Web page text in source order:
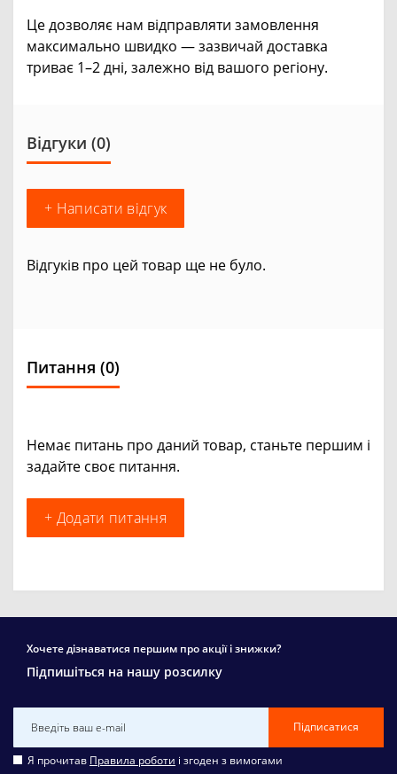
Це дозволяє нам відправляти замовлення
максимально швидко — зазвичай доставка
триває 1–2 дні, залежно від вашого регіону.
Відгуки (0)
+ Написати відгук
Відгуків про цей товар ще не було.
Питання (0)
Немає питань про даний товар, станьте першим і
задайте своє питання.
+ Додати питання
Хочете дізнаватися першим про акції і знижки?
Підпишіться на нашу розсилку
Підписатися
Я прочитав Правила роботи і згоден з вимогами